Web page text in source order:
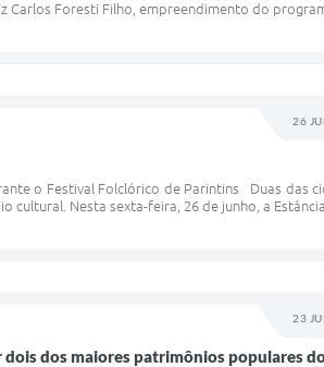
Foresti Filho, empreendimento do
26
o Festival Folclórico de Parintins Duas das
Nesta sexta-feira, 26 de junho, a
23
dos maiores patrimônios populares